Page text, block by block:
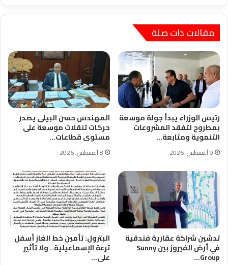
"مصر
أجمل"
مقالات ذات صلة
رئيس الوزراء يبدأ جولة موسعة
بمطروح لتفقد المشروعات
التنموية ومتابعة…
9 أغسطس، 2026
المهندس حسن البيلى يصدر
حركات تنقلات موسعة على
مستوى قطاعات…
8 أغسطس، 2026
تدشين شراكة عقارية فندقية
في أرض الفيروز بين Sunny
Group…
البترول: تأمين خط الغاز أسفل
ترعة الإسماعيلية.. ولا تأثير
على…